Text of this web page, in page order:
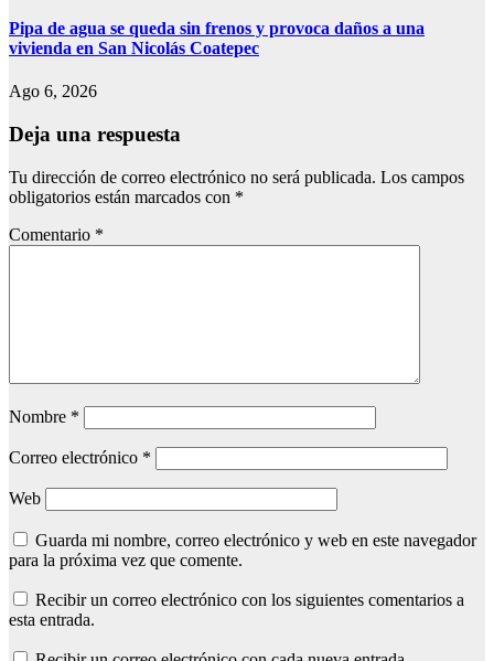
Pipa de agua se queda sin frenos y provoca daños a una
vivienda en San Nicolás Coatepec
Ago 6, 2026
Deja una respuesta
Tu dirección de correo electrónico no será publicada. Los campos
obligatorios están marcados con *
Comentario *
Nombre *
Correo electrónico *
Web
Guarda mi nombre, correo electrónico y web en este navegador
para la próxima vez que comente.
Recibir un correo electrónico con los siguientes comentarios a
esta entrada.